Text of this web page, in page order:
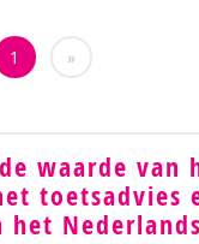
1 »
waarde
toetsadvies
het